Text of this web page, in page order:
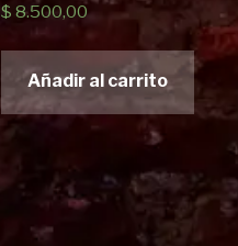
$ 8.500,00
Añadir al carrito